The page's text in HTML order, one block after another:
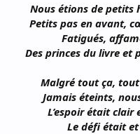
Nous étions de petits
Petits pas en avant,
Fatigués,
Des princes du livre et
Malgré tout ça,
Jamais éteints,
L’espoir était
Le défi était